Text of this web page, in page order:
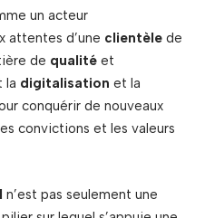
un acteur
attentes d’une clientèle de
de qualité et
la digitalisation et la
conquérir de nouveaux
convictions et les valeurs
n’est pas seulement une